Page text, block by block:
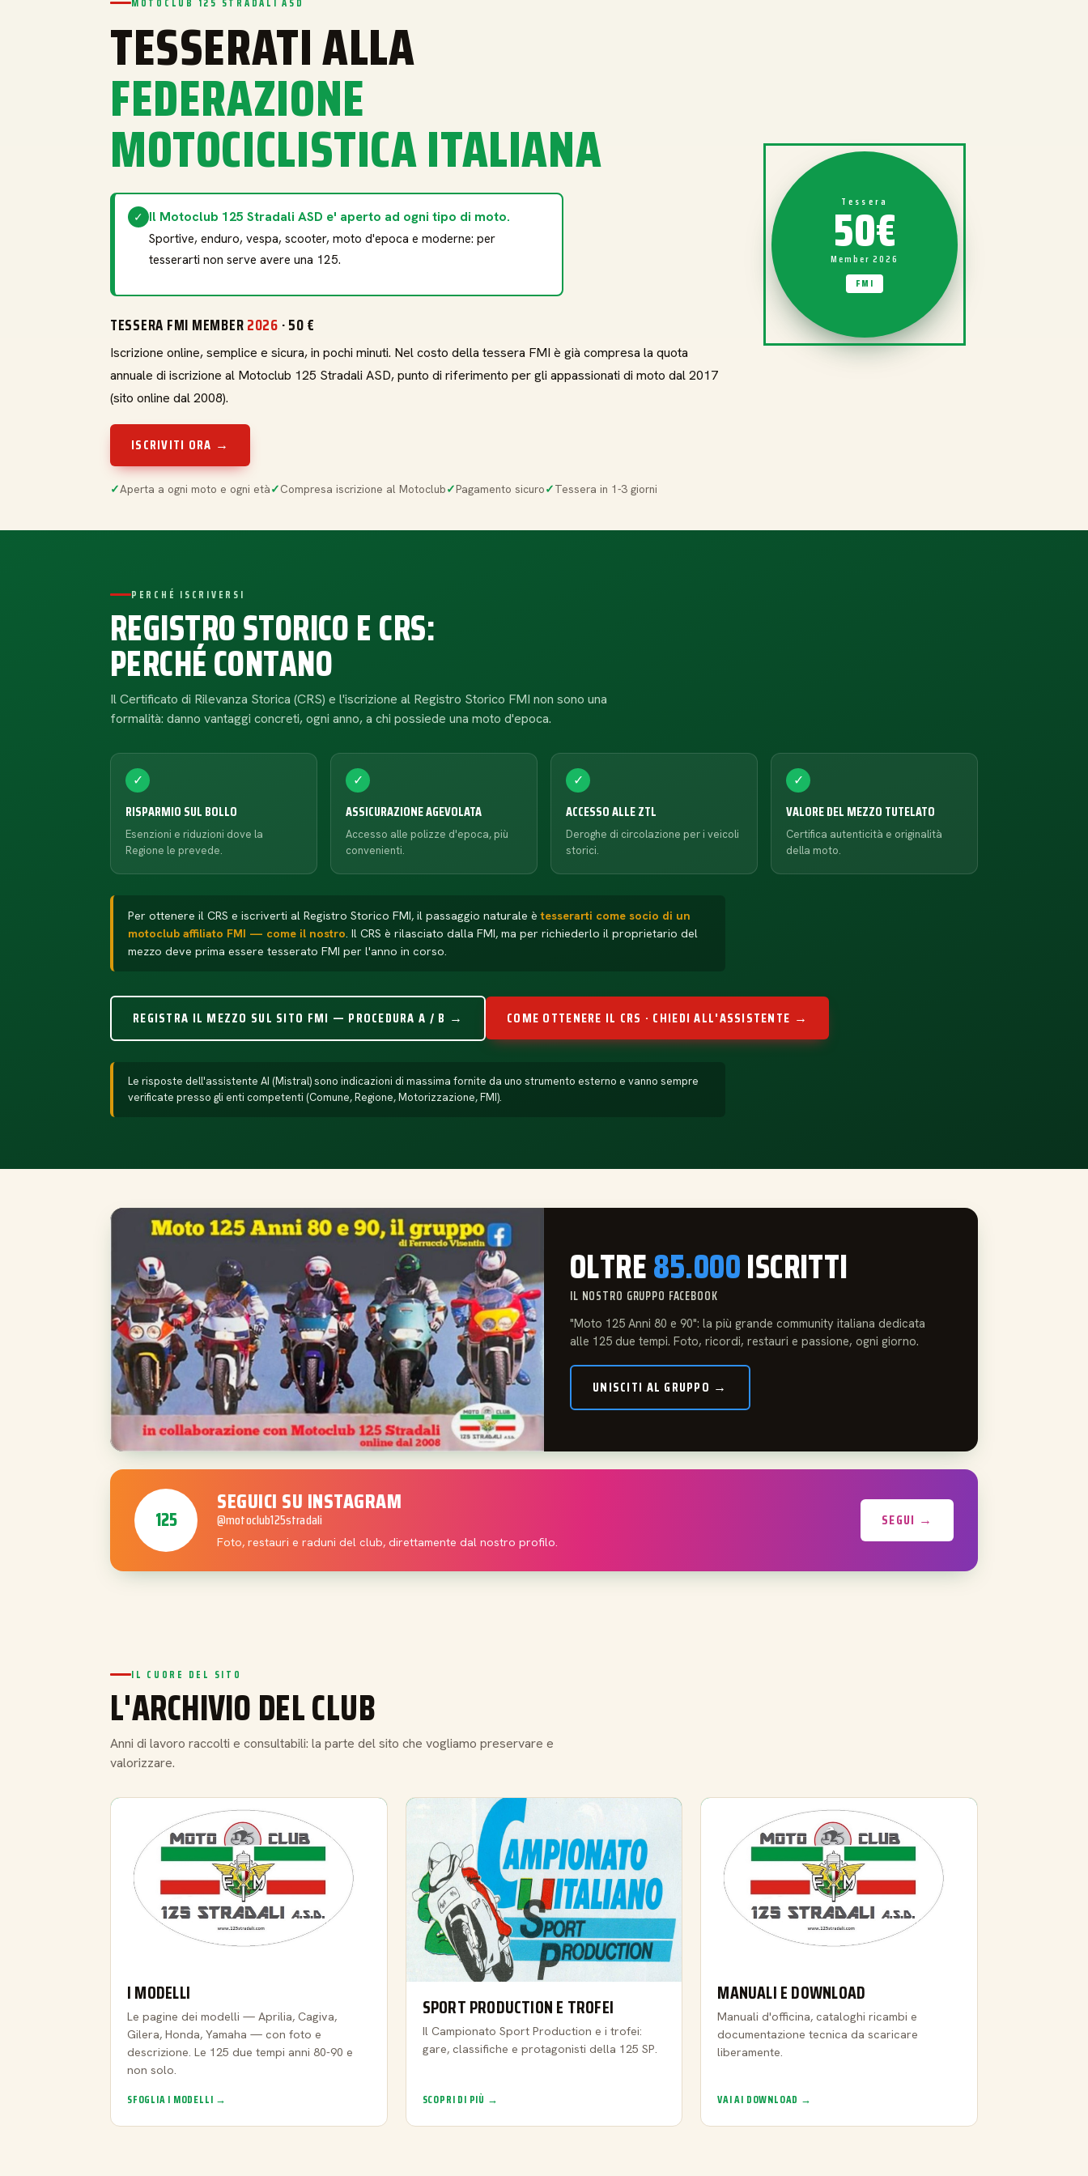
MOTOCLUB 125 STRADALI ASD
TESSERATI ALLA
FEDERAZIONE
MOTOCICLISTICA ITALIANA
✓ Il Motoclub 125 Stradali ASD e' aperto ad ogni tipo di moto.
Sportive, enduro, vespa, scooter, moto d'epoca e moderne: per
tesserarti non serve avere una 125.
TESSERA FMI MEMBER2026 · 50 €
Iscrizione online, semplice e sicura, in pochi minuti. Nel costo della tessera FMI è già compresa la quota
annuale di iscrizione al Motoclub 125 Stradali ASD, punto di riferimento per gli appassionati di moto dal 2017
(sito online dal 2008).
ISCRIVITI ORA →
Aperta a ogni moto e ogni età Compresa iscrizione al Motoclub Pagamento sicuro Tessera in 1-3 giorni
Tessera
50€
Member 2026
FMI
PERCHÉ ISCRIVERSI
REGISTRO STORICO E CRS:
PERCHÉ CONTANO
Il Certificato di Rilevanza Storica (CRS) e l'iscrizione al Registro Storico FMI non sono una
formalità: danno vantaggi concreti, ogni anno, a chi possiede una moto d'epoca.
✓
RISPARMIO SUL BOLLO
Esenzioni e riduzioni dove la
Regione le prevede.
✓
ASSICURAZIONE AGEVOLATA
Accesso alle polizze d'epoca, più
convenienti.
✓
ACCESSO ALLE ZTL
Deroghe di circolazione per i veicoli
storici.
✓
VALORE DEL MEZZO TUTELATO
Certifica autenticità e originalità
della moto.
Per ottenere il CRS e iscriverti al Registro Storico FMI, il passaggio naturale ètesserarti come socio di un
motoclub affiliato FMI — come il nostro. Il CRS è rilasciato dalla FMI, ma per richiederlo il proprietario del
mezzo deve prima essere tesserato FMI per l'anno in corso.
REGISTRA IL MEZZO SUL SITO FMI — PROCEDURA A / B → COME OTTENERE IL CRS · CHIEDI ALL'ASSISTENTE →
Le risposte dell'assistente AI (Mistral) sono indicazioni di massima fornite da uno strumento esterno e vanno sempre
verificate presso gli enti competenti (Comune, Regione, Motorizzazione, FMI).
OLTRE85.000ISCRITTI
IL NOSTRO GRUPPO FACEBOOK
"Moto 125 Anni 80 e 90": la più grande community italiana dedicata
alle 125 due tempi. Foto, ricordi, restauri e passione, ogni giorno.
UNISCITI AL GRUPPO →
125
SEGUICI SU INSTAGRAM
@motoclub125stradali
Foto, restauri e raduni del club, direttamente dal nostro profilo.
SEGUI →
IL CUORE DEL SITO
L'ARCHIVIO DEL CLUB
Anni di lavoro raccolti e consultabili: la parte del sito che vogliamo preservare e
valorizzare.
I MODELLI
Le pagine dei modelli — Aprilia, Cagiva,
Gilera, Honda, Yamaha — con foto e
descrizione. Le 125 due tempi anni 80-90 e
non solo.
SFOGLIA I MODELLI →
SPORT PRODUCTION E TROFEI
Il Campionato Sport Production e i trofei:
gare, classifiche e protagonisti della 125 SP.
SCOPRI DI PIÙ →
MANUALI E DOWNLOAD
Manuali d'officina, cataloghi ricambi e
documentazione tecnica da scaricare
liberamente.
VAI AI DOWNLOAD →